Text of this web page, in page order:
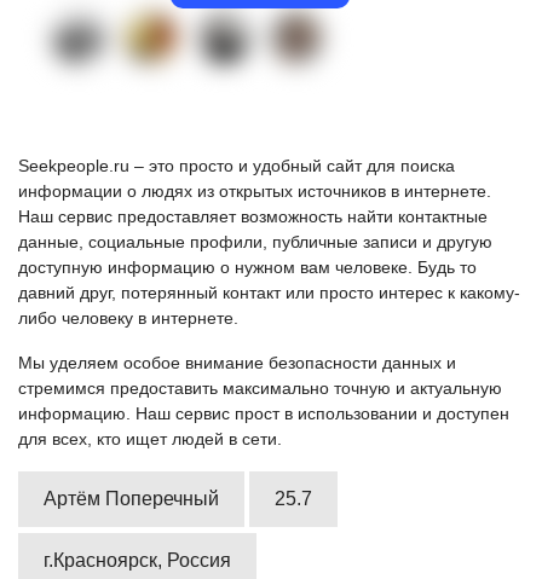
Seekpeople.ru – это просто и удобный сайт для поиска
информации о людях из открытых источников в интернете.
Наш сервис предоставляет возможность найти контактные
данные, социальные профили, публичные записи и другую
доступную информацию о нужном вам человеке. Будь то
давний друг, потерянный контакт или просто интерес к какому-
либо человеку в интернете.
Мы уделяем особое внимание безопасности данных и
стремимся предоставить максимально точную и актуальную
информацию. Наш сервис прост в использовании и доступен
для всех, кто ищет людей в сети.
Артём Поперечный 25.7
г.Красноярск, Россия